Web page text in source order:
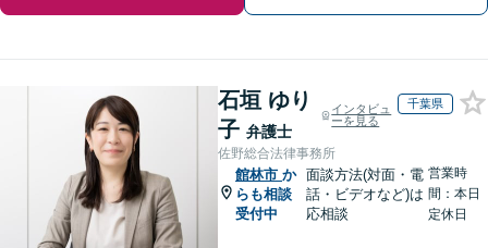
石垣 ゆり
子 弁護士
インタビュ
ーを見る
千葉県
佐野総合法律事務所
館林市 か
らも相談
受付中
面談方法(対面・電
話・ビデオなど)は
応相談
営業時
間：本日
定休日